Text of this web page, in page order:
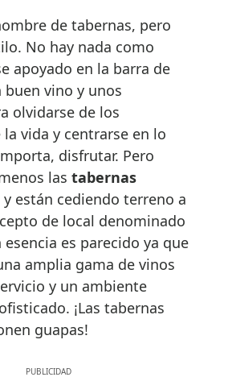
No hay nada como
apoyado en la barra de
buen vino y unos
olvidarse de los
vida y centrarse en lo
disfrutar. Pero
las tabernas
y están cediendo terreno a
de local denominado
esencia es parecido ya que
amplia gama de vinos
y un ambiente
¡Las tabernas
guapas!